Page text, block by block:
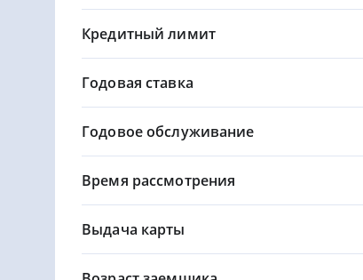
Кредитный лимит
Годовая ставка
Годовое обслуживание
Время рассмотрения
Выдача карты